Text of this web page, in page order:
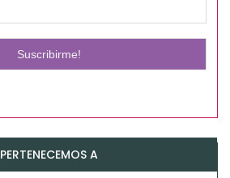
PERTENECEMOS A